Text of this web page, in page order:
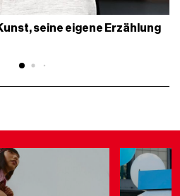
seine eigene Erzählung